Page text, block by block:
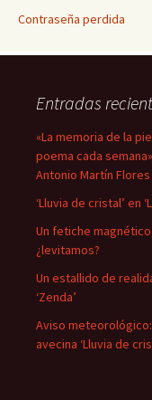
Contraseña perdida
Entradas
«La memoria de la
poema cada
Antonio Martín Flores
‘Lluvia de cristal’ en
Un fetiche
¿levitamos?
Un estallido de
‘Zenda’
Aviso
avecina ‘Lluvia de